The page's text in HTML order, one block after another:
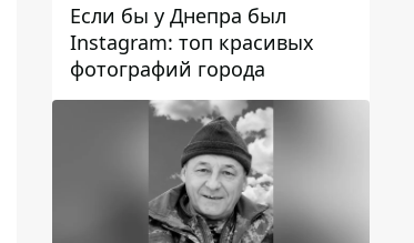
Если бы у Днепра был
Instagram: топ красивых
фотографий города